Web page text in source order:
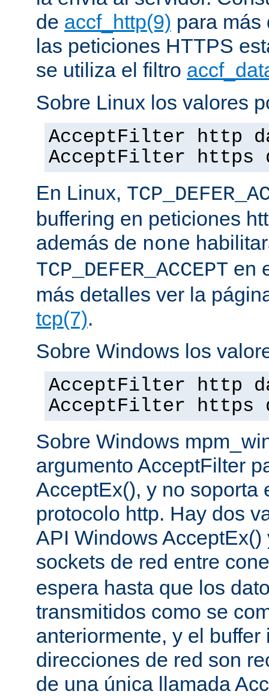
de accf_http(9) para más
las peticiones HTTPS
se utiliza el filtro
Sobre Linux los valores
AcceptFilter http
AcceptFilter https
En Linux,
buffering en peticiones
además de none
TCP_DEFER_ACCEPT en
más detalles ver la
tcp(7).
Sobre Windows los
AcceptFilter http
AcceptFilter https
Sobre Windows
argumento AcceptFilter
AcceptEx(), y no soporta
protocolo http. Hay dos
API Windows
sockets de red entre
espera hasta que los
transmitidos como se
anteriormente, y el
direcciones de red son
de una única llamada